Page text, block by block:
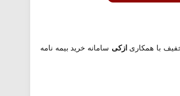
ازکی سامانه خرید بیمه نامه